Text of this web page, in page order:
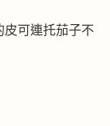
皮可連托茄子不